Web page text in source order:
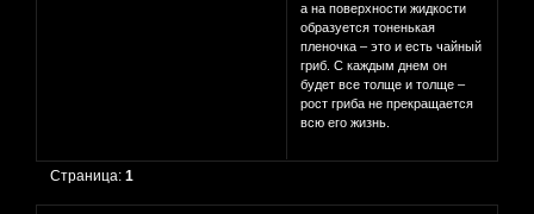
а на поверхности жидкости
образуется тоненькая
пленочка – это и есть чайный
гриб. С каждым днем он
будет все толще и толще –
рост гриба не прекращается
всю его жизнь.
Страница:1